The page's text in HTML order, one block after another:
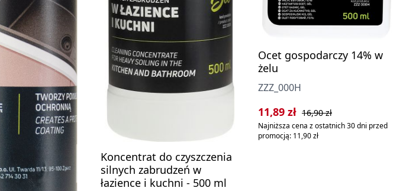
Koncentrat do czyszczenia
silnych zabrudzeń w
łazience i kuchni - 500 ml
Ocet gospodarczy 14% w
żelu
ZZZ_000H
Cena sprzedaży:
11,89 zł Cena regularna:
16,90 zł
Najniższa cena z ostatnich 30 dni przed
promocją: 11,90 zł